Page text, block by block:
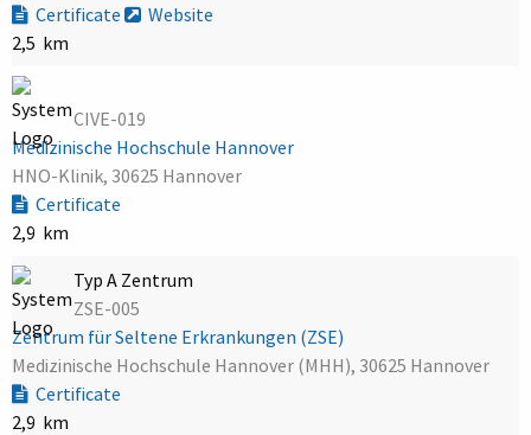
Certificate
Website
2,5 km
CIVE-019
Medizinische Hochschule Hannover
HNO-Klinik, 30625 Hannover
Certificate
2,9 km
Typ A Zentrum
ZSE-005
Zentrum für Seltene Erkrankungen (ZSE)
Medizinische Hochschule Hannover (MHH), 30625 Hannover
Certificate
2,9 km